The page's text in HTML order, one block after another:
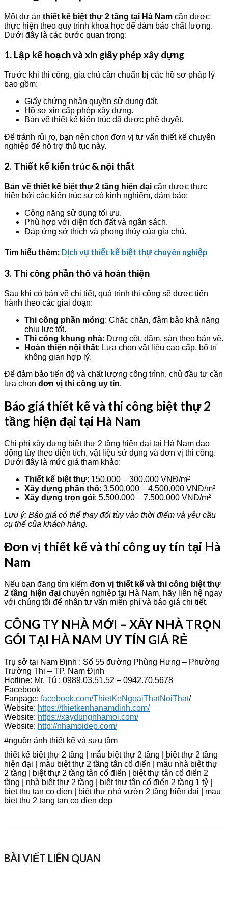
Một dự án thiết kế biệt thự 2 tầng tại Hà Nam cần được
thực hiện theo quy trình khoa học để đảm bảo chất lượng.
Dưới đây là các bước quan trọng:
1. Lập kế hoạch và xin giấy phép xây dựng
Trước khi thi công, gia chủ cần chuẩn bị các hồ sơ pháp lý
bao gồm:
Giấy chứng nhận quyền sử dụng đất.
Hồ sơ xin cấp phép xây dựng.
Bản vẽ thiết kế kiến trúc đã được phê duyệt.
Để tránh rủi ro, bạn nên chọn đơn vị tư vấn thiết kế chuyên
nghiệp để hỗ trợ thủ tục này.
2. Thiết kế kiến trúc & nội thất
Bản vẽ thiết kế biệt thự 2 tầng hiện đại cần được thực
hiện bởi các kiến trúc sư có kinh nghiệm, đảm bảo:
Công năng sử dụng tối ưu.
Phù hợp với diện tích đất và ngân sách.
Đáp ứng sở thích và phong thủy của gia chủ.
Tìm hiểu thêm: Dịch vụ thiết kế biệt thự chuyên nghiệp
3. Thi công phần thô và hoàn thiện
Sau khi có bản vẽ chi tiết, quá trình thi công sẽ được tiến
hành theo các giai đoạn:
Thi công phần móng: Chắc chắn, đảm bảo khả năng
chịu lực tốt.
Thi công khung nhà: Dựng cột, dầm, sàn theo bản vẽ.
Hoàn thiện nội thất: Lựa chọn vật liệu cao cấp, bố trí
không gian hợp lý.
Để đảm bảo tiến độ và chất lượng công trình, chủ đầu tư cần
lựa chọn đơn vị thi công uy tín.
Báo giá thiết kế và thi công biệt thự 2
tầng hiện đại tại Hà Nam
Chi phí xây dựng biệt thự 2 tầng hiện đại tại Hà Nam dao
động tùy theo diện tích, vật liệu sử dụng và đơn vị thi công.
Dưới đây là mức giá tham khảo:
Thiết kế biệt thự: 150.000 – 300.000 VNĐ/m²
Xây dựng phần thô: 3.500.000 – 4.500.000 VNĐ/m²
Xây dựng trọn gói: 5.500.000 – 7.500.000 VNĐ/m²
Lưu ý: Báo giá có thể thay đổi tùy vào thời điểm và yêu cầu
cụ thể của khách hàng.
Đơn vị thiết kế và thi công uy tín tại Hà
Nam
Nếu bạn đang tìm kiếm đơn vị thiết kế và thi công biệt thự
2 tầng hiện đại chuyên nghiệp tại Hà Nam, hãy liên hệ ngay
với chúng tôi để nhận tư vấn miễn phí và báo giá chi tiết.
CÔNG TY NHÀ MỚI – XÂY NHÀ TRỌN
GÓI TẠI HÀ NAM UY TÍN GIÁ RẺ
Trụ sở tại Nam Định : Số 55 đường Phùng Hưng – Phường
Trường Thi – TP. Nam Định
Hotline: Mr. Tú : 0989.03.51.52 – 0942.70.5678
Facebook
Fanpage: facebook.com/ThietKeNgoaiThatNoiThat/
Website: https://thietkenhanamdinh.com/
Website: https://xaydungnhamoi.com/
Website: http://nhamoidep.com/
#nguồn ảnh thiết kế và sưu tầm
thiết kế biệt thự 2 tầng | mẫu biệt thự 2 tầng | biệt thự 2 tầng
hiện đại | mẫu biệt thự 2 tầng tân cổ điển | mẫu nhà biệt thự
2 tầng | biệt thự 2 tầng tân cổ điển | biệt thự tân cổ điển 2
tầng | nhà biệt thự 2 tầng | biệt thự tân cổ điển 2 tầng 1 tỷ |
biet thu tan co dien | biệt thự nhà vườn 2 tầng hiện đại | mau
biet thu 2 tang tan co dien dep
BÀI VIẾT LIÊN QUAN